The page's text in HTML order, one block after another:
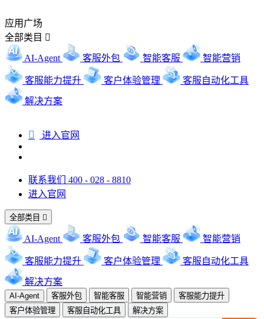
应用广场
全部类目 
AI-Agent 客服外包 智能客服 智能营销
客服能力提升 客户体验管理 客服自动化工具
解决方案
 进入官网
联系我们 400 - 028 - 8810
进入官网
全部类目 
AI-Agent 客服外包 智能客服 智能营销
客服能力提升 客户体验管理 客服自动化工具
解决方案
AI-Agent 客服外包 智能客服 智能营销
客服能力提升
客户体验管理
客服自动化工具 解决方案